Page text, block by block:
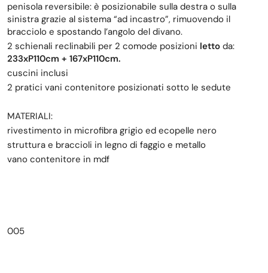
penisola reversibile: è posizionabile sulla destra o sulla
sinistra grazie al sistema “ad incastro”, rimuovendo il
bracciolo e spostando l’angolo del divano.
2 schienali reclinabili per 2 comode posizioni letto da:
233xP110cm + 167xP110cm.
cuscini inclusi
2 pratici vani contenitore posizionati sotto le sedute
MATERIALI:
rivestimento in microfibra grigio ed ecopelle nero
struttura e braccioli in legno di faggio e metallo
vano contenitore in mdf
005